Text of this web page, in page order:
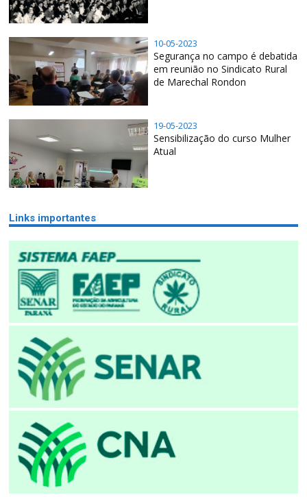
10-05-2023
Segurança no campo é debatida
em reunião no Sindicato Rural
de Marechal Rondon
19-05-2023
Sensibilização do curso Mulher
Atual
Links importantes